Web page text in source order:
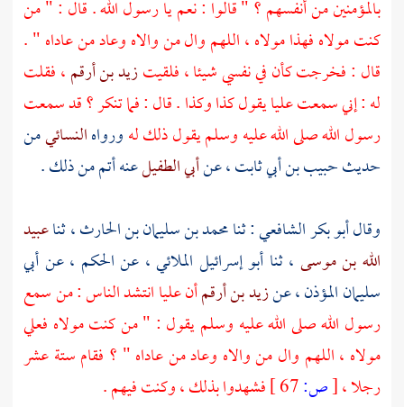
بالمؤمنين من أنفسهم ؟ " قالوا : نعم يا رسول الله . قال : " من
كنت مولاه فهذا مولاه ، اللهم وال من والاه وعاد من عاداه " .
قال : فخرجت كأن في نفسي شيئا ، فلقيتزيد بن أرقم، فقلت
له : إني سمعتعليايقول كذا وكذا . قال : فما تنكر ؟ قد سمعت
رسول الله صلى الله عليه وسلم يقول ذلك لهورواهالنسائيمن
حديثحبيب بن أبي ثابت، عنأبي الطفيلعنه أتم من ذلك .
وقالأبو بكر الشافعي: ثنامحمد بن سليمان بن الحارث، ثناعبيد
الله بن موسى ، ثنا أبو إسرائيل الملائي، عنالحكم ، عنأبي
سليمان المؤذن، عنزيد بن أرقمأنعلياانتشد الناس : من سمع
رسول الله صلى الله عليه وسلم يقول : " من كنت مولاه فعلي
مولاه ، اللهم وال من والاه وعاد من عاداه " ؟ فقام ستة عشر
رجلا ،[ص:
فشهدوا بذلك ، وكنت فيهم .